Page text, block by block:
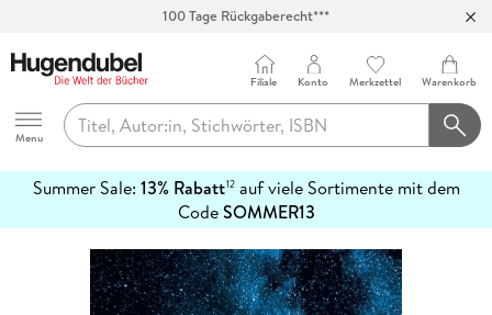
100 Tage Rückgaberecht***
Hugendubel
Menu
Filiale Konto Merkzettel Warenkorb
Summer Sale: 13% Rabatt12auf viele Sortimente mit dem
CodeSOMMER13
erfahren